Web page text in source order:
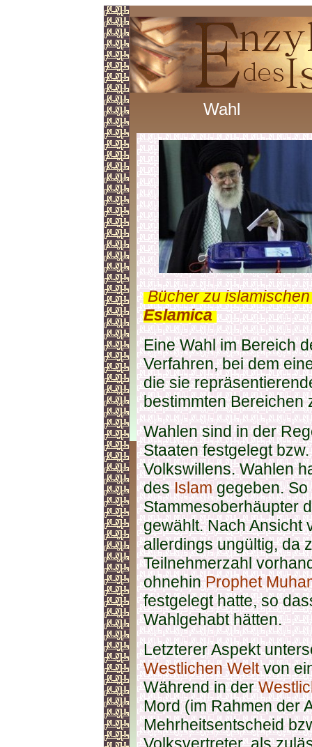
Wahl
.Bücher zu
Eslamica.
Eine Wahl im Bereich
Verfahren, bei dem
die sie
bestimmten Bereichen
Wahlen sind in der
Staaten festgelegt
Volkswillens. Wahlen
desIslamgegeben. So
Stammesoberhäupter
gewählt. Nach Ansicht
allerdings ungültig, da
Teilnehmerzahl
ohnehinProphet
festgelegt hatte, so
Wahlgehabt hätten.
Letzterer Aspekt
Westlichen Weltvon
Während in der
Mord (im Rahmen der
Mehrheitsentscheid